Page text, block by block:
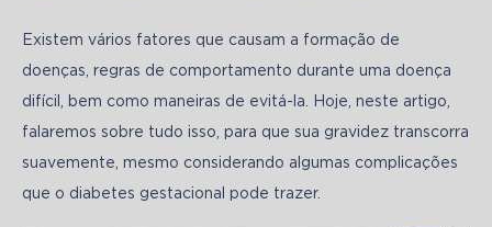
Existem vários fatores que causam a formação de
doenças, regras de comportamento durante uma doença
difícil, bem como maneiras de evitá-la. Hoje, neste artigo,
falaremos sobre tudo isso, para que sua gravidez transcorra
suavemente, mesmo considerando algumas complicações
que o diabetes gestacional pode trazer.